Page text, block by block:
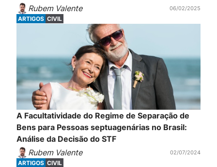
Rubem Valente
06/02/2025
ARTIGOS CIVIL
A Facultatividade do Regime de Separação de
Bens para Pessoas septuagenárias no Brasil:
Análise da Decisão do STF
Rubem Valente
02/07/2024
ARTIGOS CIVIL